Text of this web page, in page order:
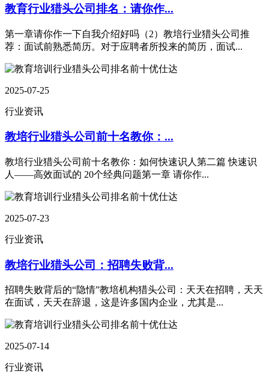
教育行业猎头公司排名：请你作...
第一章请你作一下自我介绍好吗（2）教培行业猎头公司推
荐：面试前熟悉简历。对于应聘者所投来的简历，面试...
2025-07-25
行业资讯
教培行业猎头公司前十名教你：...
教培行业猎头公司前十名教你：如何快速识人第二篇 快速识
人——高效面试的 20个经典问题第一章 请你作...
2025-07-23
行业资讯
教培行业猎头公司：招聘失败背...
招聘失败背后的“隐情”教培机构猎头公司：天天在招聘，天天
在面试，天天在辞退，这是许多国内企业，尤其是...
2025-07-14
行业资讯